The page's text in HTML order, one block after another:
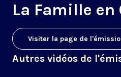
La Famille en
Visiter la page de
Autres vidéos de